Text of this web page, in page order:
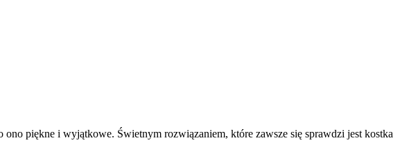
piękne i wyjątkowe. Świetnym rozwiązaniem, które zawsze się sprawdzi jest kostka